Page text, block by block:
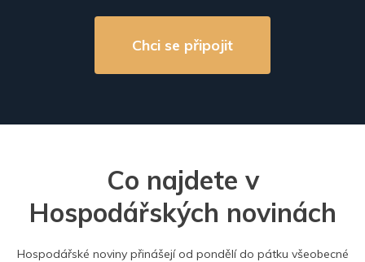
Chci se připojit
Co najdete v
Hospodářských novinách
Hospodářské noviny přinášejí od pondělí do pátku všeobecné